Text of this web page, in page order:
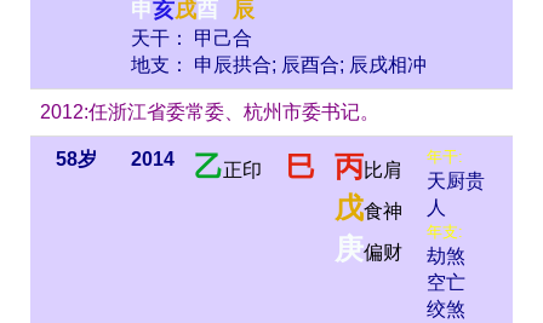
申亥戌酉 辰
天干： 甲己合
地支： 申辰拱合; 辰酉合; 辰戌相冲
2012:任浙江省委常委、杭州市委书记。
58岁 2014 乙正印 巳 丙比肩
戊食神
庚偏财
年干:
天厨贵
人
年支:
劫煞
空亡
绞煞